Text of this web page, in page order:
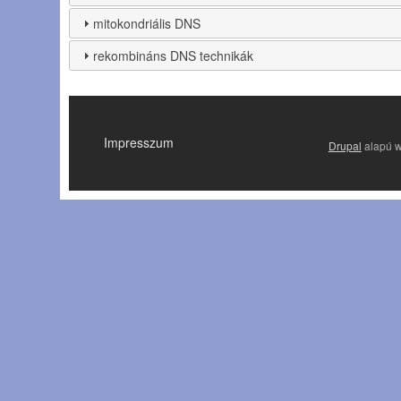
mitokondriális DNS
rekombináns DNS technikák
Impresszum Drupal alapú